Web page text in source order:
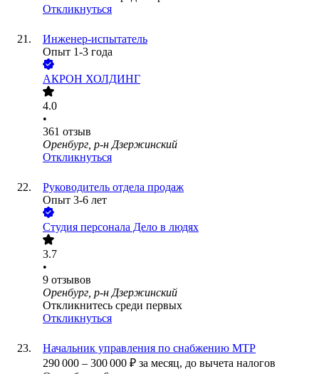
Откликнуться
Инженер-испытатель
Опыт 1-3 года
АКРОН ХОЛДИНГ
4.0
•
361 отзыв
Оренбург, р-н Дзержинский
Откликнуться
Руководитель отдела продаж
Опыт 3-6 лет
Студия персонала Дело в людях
3.7
•
9 отзывов
Оренбург, р-н Дзержинский
Откликнитесь среди первых
Откликнуться
Начальник управления по снабжению МТР
290 000 – 300 000 ₽ за месяц, до вычета налогов